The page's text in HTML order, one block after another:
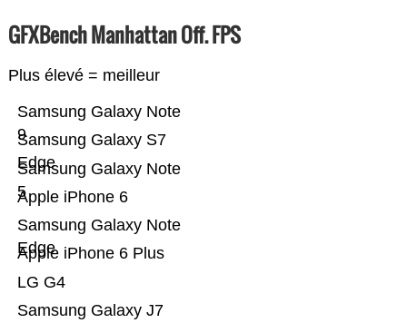
GFXBench Manhattan Off. FPS
Plus élevé = meilleur
Samsung Galaxy J7
LG G4
Apple iPhone 6 Plus
Samsung Galaxy Note
Edge
Apple iPhone 6
Samsung Galaxy Note
5
Samsung Galaxy S7
Edge
Samsung Galaxy Note
9